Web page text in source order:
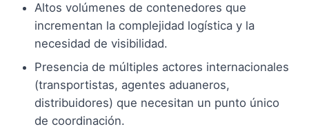
Altos volúmenes de contenedores que
incrementan la complejidad logística y la
necesidad de visibilidad.
Presencia de múltiples actores internacionales
(transportistas, agentes aduaneros,
distribuidores) que necesitan un punto único
de coordinación.